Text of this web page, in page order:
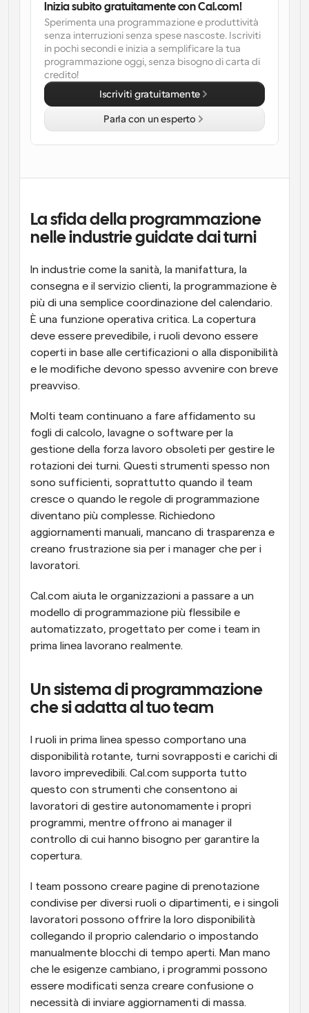
Programmazione potenziata con chiamate
supportate dall'IA
Flussi di lavoro
Automatizzare la pianificazione e i promemoria
Blog
Rimani aggiornato con le ultime notizie e aggiornamenti
Riunioni Instantanee
Webhook
Ricevi una notifica quando succede qualcosa
La sfida della programmazione
nelle industrie guidate dai turni
In industrie come la sanità, la manifattura, la
consegna e il servizio clienti, la programmazione è
più di una semplice coordinazione del calendario.
È una funzione operativa critica. La copertura
deve essere prevedibile, i ruoli devono essere
coperti in base alle certificazioni o alla disponibilità
e le modifiche devono spesso avvenire con breve
preavviso.
Molti team continuano a fare affidamento su
fogli di calcolo, lavagne o software per la
gestione della forza lavoro obsoleti per gestire le
rotazioni dei turni. Questi strumenti spesso non
sono sufficienti, soprattutto quando il team
cresce o quando le regole di programmazione
diventano più complesse. Richiedono
aggiornamenti manuali, mancano di trasparenza e
creano frustrazione sia per i manager che per i
lavoratori.
Cal.com aiuta le organizzazioni a passare a un
modello di programmazione più flessibile e
automatizzato, progettato per come i team in
prima linea lavorano realmente.
Un sistema di programmazione
che si adatta al tuo team
I ruoli in prima linea spesso comportano una
disponibilità rotante, turni sovrapposti e carichi di
lavoro imprevedibili. Cal.com supporta tutto
questo con strumenti che consentono ai
lavoratori di gestire autonomamente i propri
programmi, mentre offrono ai manager il
controllo di cui hanno bisogno per garantire la
copertura.
I team possono creare pagine di prenotazione
condivise per diversi ruoli o dipartimenti, e i singoli
lavoratori possono offrire la loro disponibilità
collegando il proprio calendario o impostando
manualmente blocchi di tempo aperti. Man mano
che le esigenze cambiano, i programmi possono
essere modificati senza creare confusione o
necessità di inviare aggiornamenti di massa.
Inizia subito gratuitamente con Cal.com!
Sperimenta una programmazione e produttività
senza interruzioni senza spese nascoste. Iscriviti
in pochi secondi e inizia a semplificare la tua
programmazione oggi, senza bisogno di carta di
credito!
Iscriviti gratuitamente
Parla con un esperto